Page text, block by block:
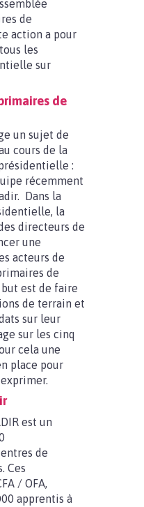
de
action a pour
les
sur
de
un sujet de
cours de la
:
récemment
Dans la
la
directeurs de
une
acteurs de
de
but est de faire
de terrain et
sur leur
sur les cinq
cela une
place pour
est un
de
Ces
/ OFA,
apprentis à